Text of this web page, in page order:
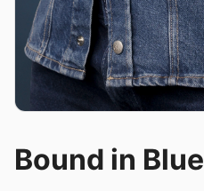
Bound in Blue